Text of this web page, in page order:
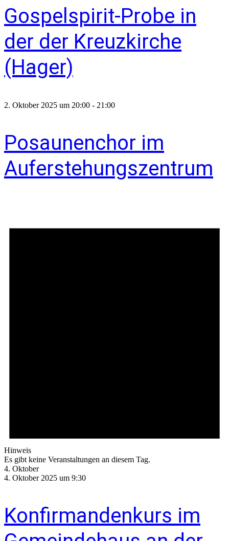
Gospelspirit-Probe in
der der Kreuzkirche
(Hager)
2. Oktober 2025 um 20:00 - 21:00
Posaunenchor im
Auferstehungszentrum
Hinweis
Es gibt keine Veranstaltungen an diesem Tag.
4. Oktober
4. Oktober 2025 um 9:30
Konfirmandenkurs im